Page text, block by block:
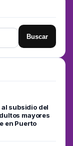
Buscar
subsidio del
mayores
en Puerto